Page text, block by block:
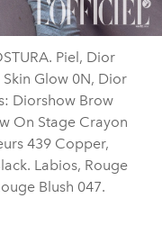
Piel, Dior
Glow 0N, Dior
Diorshow Brow
On Stage Crayon
439 Copper,
Labios, Rouge
Blush 047.